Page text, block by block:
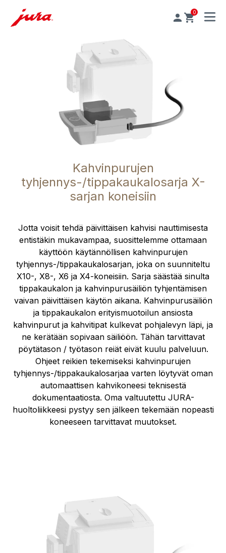
0
MENU
Kahvinpurujen
tyhjennys-/tippakaukalosarja X-
sarjan koneisiin
Jotta voisit tehdä päivittäisen kahvisi nauttimisesta
entistäkin mukavampaa, suosittelemme ottamaan
käyttöön käytännöllisen kahvinpurujen
tyhjennys-/tippakaukalosarjan, joka on suunniteltu
X10-, X8-, X6 ja X4-koneisiin. Sarja säästää sinulta
tippakaukalon ja kahvinpurusäiliön tyhjentämisen
vaivan päivittäisen käytön aikana. Kahvinpurusäiliön
ja tippakaukalon erityismuotoilun ansiosta
kahvinpurut ja kahvitipat kulkevat pohjalevyn läpi, ja
ne kerätään sopivaan säiliöön. Tähän tarvittavat
pöytätason / työtason reiät eivät kuulu palveluun.
Ohjeet reikien tekemiseksi kahvinpurujen
tyhjennys-/tippakaukalosarjaa varten löytyvät oman
automaattisen kahvikoneesi teknisestä
dokumentaatiosta. Oma valtuutettu JURA-
huoltoliikkeesi pystyy sen jälkeen tekemään nopeasti
koneeseen tarvittavat muutokset.